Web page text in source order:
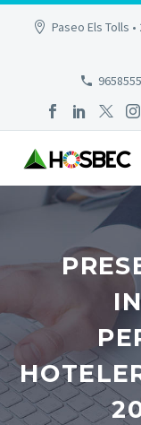
Paseo Els Tolls